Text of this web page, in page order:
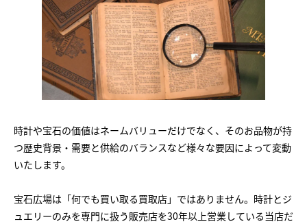
時計や宝石の価値はネームバリューだけでなく、そのお品物が持
つ歴史背景・需要と供給のバランスなど様々な要因によって変動
いたします。
宝石広場は「何でも買い取る買取店」ではありません。時計とジ
ュエリーのみを専門に扱う販売店を30年以上営業している当店だ